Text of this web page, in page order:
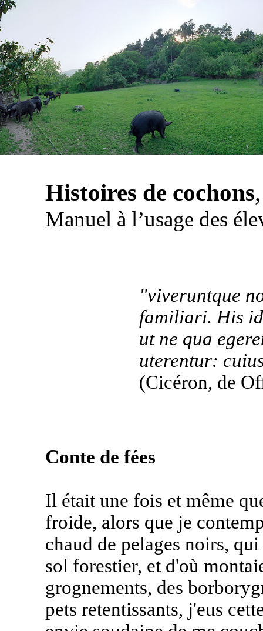
Histoires de cochons,
Manuel à l’usage des
"viveruntque
familiari. His
ut ne qua
uterentur:
(Cicéron, de
Conte de fées
Il était une fois et même
froide, alors que je
chaud de pelages noirs,
sol forestier, et d'où
grognements, des
pets retentissants, j'eus